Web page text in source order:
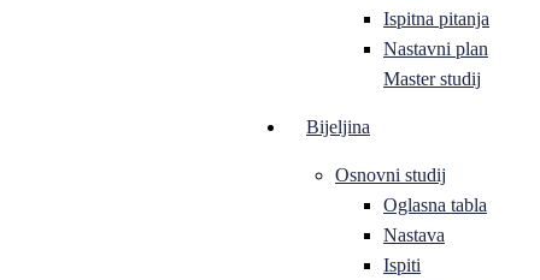
Ispitna pitanja
Nastavni plan
Master studij
Bijeljina
Osnovni studij
Oglasna tabla
Nastava
Ispiti